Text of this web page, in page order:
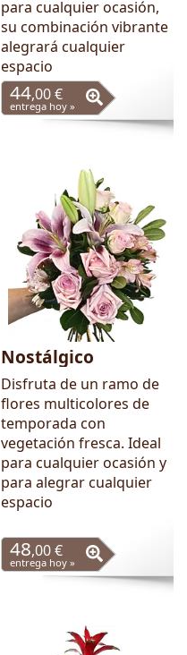
para cualquier ocasión,
su combinación vibrante
alegrará cualquier
espacio
44,00 €
entrega hoy »
Nostálgico
Disfruta de un ramo de
flores multicolores de
temporada con
vegetación fresca. Ideal
para cualquier ocasión y
para alegrar cualquier
espacio
48,00 €
entrega hoy »